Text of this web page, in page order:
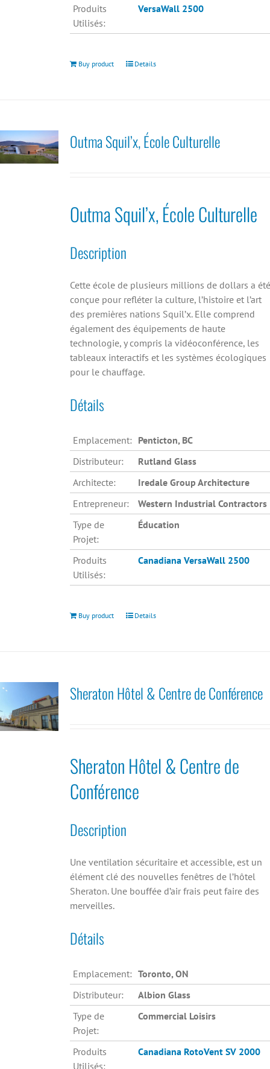
Produits
Utilisés:
VersaWall 2500
Buy product Details
Outma Squil’x, École Culturelle
Outma Squil’x, École Culturelle
Description
Cette école de plusieurs millions de dollars a été
conçue pour refléter la culture, l’histoire et l’art
des premières nations Squil’x. Elle comprend
également des équipements de haute
technologie, y compris la vidéoconférence, les
tableaux interactifs et les systèmes écologiques
pour le chauffage.
Détails
Emplacement: Penticton, BC
Distributeur:
Rutland Glass
Architecte:
Iredale Group Architecture
Entrepreneur:
Western Industrial Contractors
Type de
Projet:
Éducation
Produits
Utilisés:
Canadiana VersaWall 2500
Buy product Details
Sheraton Hôtel & Centre de Conférence
Sheraton Hôtel & Centre de
Conférence
Description
Une ventilation sécuritaire et accessible, est un
élément clé des nouvelles fenêtres de l’hôtel
Sheraton. Une bouffée d’air frais peut faire des
merveilles.
Détails
Emplacement: Toronto, ON
Distributeur:
Albion Glass
Type de
Projet:
Commercial Loisirs
Produits
Utilisés:
Canadiana RotoVent SV 2000